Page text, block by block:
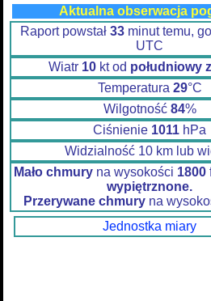
Aktualna obserwacja
Raport powstał 33minut temu,
UTC
Wiatr 10 kt od południowy
Temperatura 29°C
Wilgotność 84%
Ciśnienie 1011 hPa
Widzialność 10 km lub
Mało chmury na wysokości 1800
wypiętrznone.
Przerywane chmury na
Jednostka miary